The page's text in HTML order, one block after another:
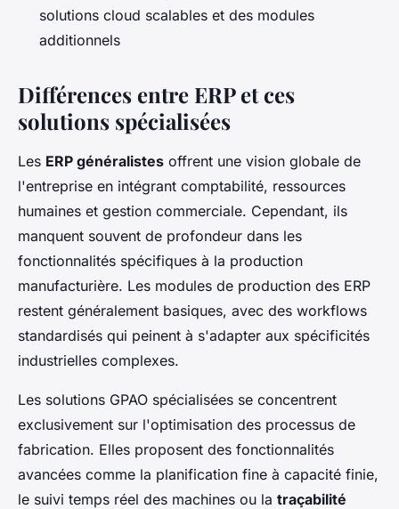
solutions cloud scalables et des modules
additionnels
Différences entre ERP et ces
solutions spécialisées
Les ERP généralistes offrent une vision globale de
l'entreprise en intégrant comptabilité, ressources
humaines et gestion commerciale. Cependant, ils
manquent souvent de profondeur dans les
fonctionnalités spécifiques à la production
manufacturière. Les modules de production des ERP
restent généralement basiques, avec des workflows
standardisés qui peinent à s'adapter aux spécificités
industrielles complexes.
Les solutions GPAO spécialisées se concentrent
exclusivement sur l'optimisation des processus de
fabrication. Elles proposent des fonctionnalités
avancées comme la planification fine à capacité finie,
le suivi temps réel des machines ou la traçabilité